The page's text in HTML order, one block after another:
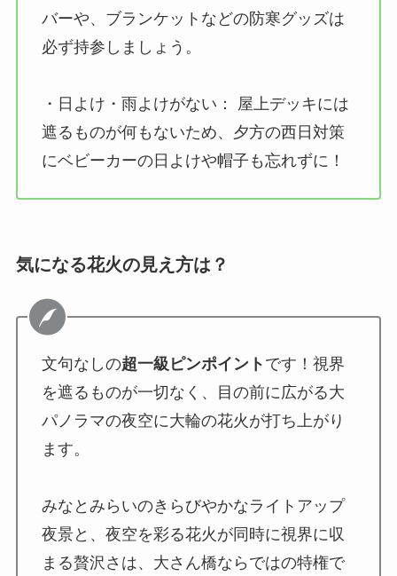
バーや、ブランケットなどの防寒グッズは
必ず持参しましょう。
・日よけ・雨よけがない： 屋上デッキには
遮るものが何もないため、夕方の西日対策
にベビーカーの日よけや帽子も忘れずに！
気になる花火の見え方は？
文句なしの超一級ピンポイント です！視界
を遮るものが一切なく、目の前に広がる大
パノラマの夜空に大輪の花火が打ち上がり
ます。
みなとみらいのきらびやかなライトアップ
夜景と、夜空を彩る花火が同時に視界に収
まる贅沢さは、大さん橋ならではの特権で